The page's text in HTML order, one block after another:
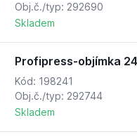
Obj.č./typ: 292690
Skladem
Profipress-objímka
Kód: 198241
Obj.č./typ: 292744
Skladem